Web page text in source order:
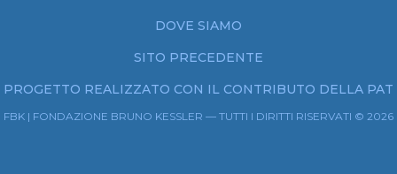
DOVE SIAMO
SITO PRECEDENTE
PROGETTO REALIZZATO CON IL CONTRIBUTO DELLA PAT
FBK | FONDAZIONE BRUNO KESSLER — TUTTI I DIRITTI RISERVATI © 2026